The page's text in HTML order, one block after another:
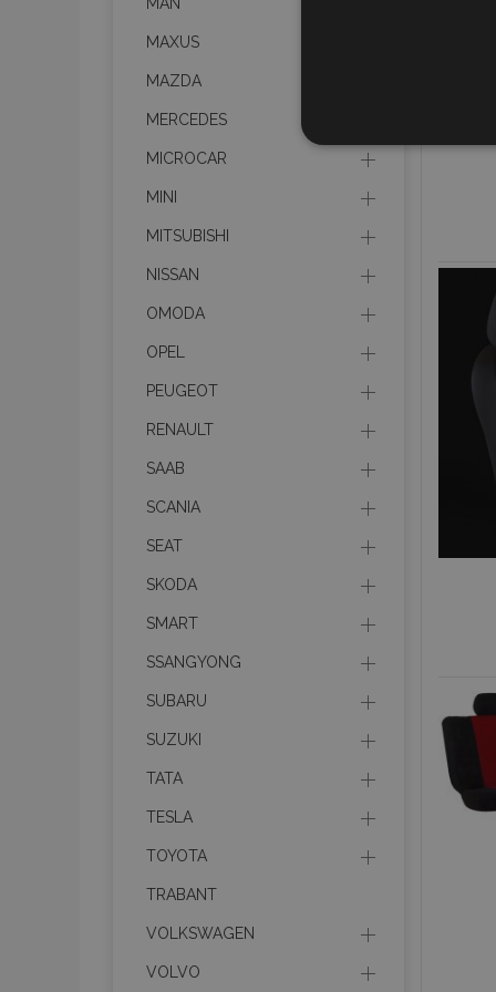
MAXUS
MAZDA
MERCEDES
MICROCAR
MINI
MITSUBISHI
NISSAN
OMODA
OPEL
PEUGEOT
RENAULT
SAAB
SCANIA
SEAT
SKODA
SMART
SSANGYONG
SUBARU
SUZUKI
TATA
TESLA
TOYOTA
TRABANT
VOLKSWAGEN
VOLVO
Unbedingt erforderliche
Kontoverwaltung. Ohne
mage-translation-file-
section_data_ids
mage-cache-sessid
product_data_storage
X-Magento-Vary